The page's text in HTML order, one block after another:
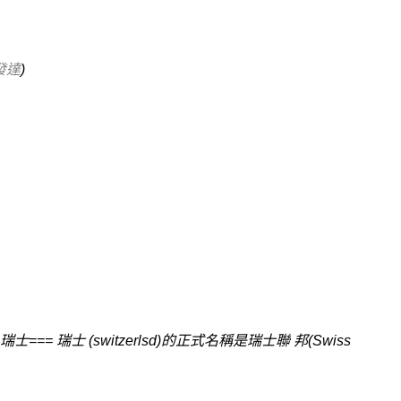
達)
士=== 瑞士 (switzerlsd)的正式名稱是瑞士聯 邦(Swiss